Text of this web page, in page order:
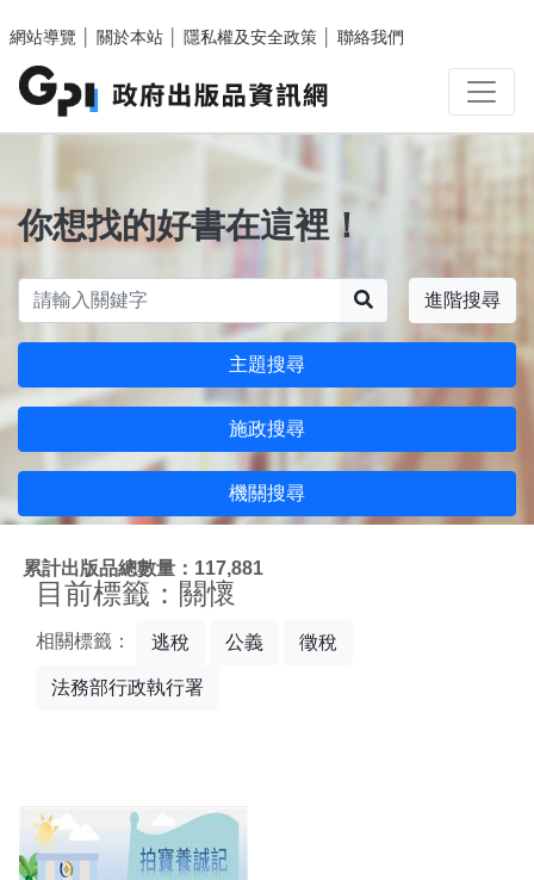
網站導覽
關於本站 隱私權及安全政策 聯絡我們
你想找的好書在這裡！
進階搜尋
主題搜尋
施政搜尋
機關搜尋
累計出版品總數量：117,881
目前標籤：關懷
相關標籤： 逃稅 公義 徵稅
法務部行政執行署